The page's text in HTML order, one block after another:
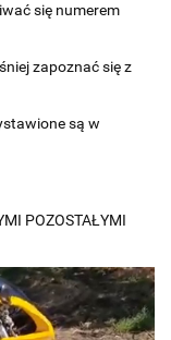
się numerem
zapoznać się z
są w
POZOSTAŁYMI